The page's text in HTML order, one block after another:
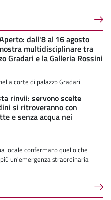
dall'8 al 16 agosto
multidisciplinare tra
Gradari e la Galleria Rossini
corte di palazzo Gradari
rinvii: servono scelte
si ritroveranno con
e senza acqua nei
locale confermano quello che
un'emergenza straordinaria